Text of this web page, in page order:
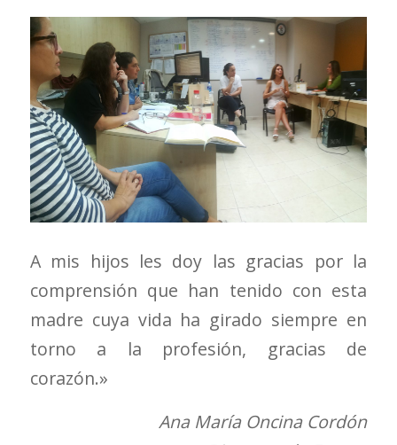
A mis hijos les doy las gracias por la
comprensión que han tenido con esta
madre cuya vida ha girado siempre en
torno a la profesión, gracias de
corazón.»
Ana María Oncina Cordón